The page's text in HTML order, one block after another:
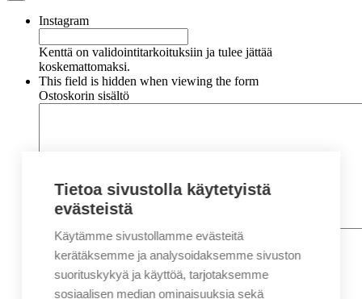
Instagram
Kenttä on validointitarkoituksiin ja tulee jättää
koskemattomaksi.
This field is hidden when viewing the form
Ostoskorin sisältö
Nimi*
Etunimi
Sukunimi
Tietoa sivustolla käytetyistä
evästeistä
Käytämme sivustollamme evästeitä
kerätäksemme ja analysoidaksemme sivuston
suorituskykyä ja käyttöä, tarjotaksemme
sosiaalisen median ominaisuuksia sekä